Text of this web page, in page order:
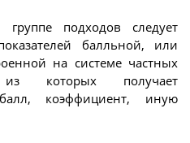
группе подходов следует
балльной, или
на системе частных
которых получает
коэффициент, иную